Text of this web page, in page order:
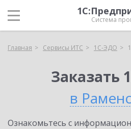
Система
Главная Сервисы ИТС 1С-ЭДО
Заказать
в
Ознакомьтесь с